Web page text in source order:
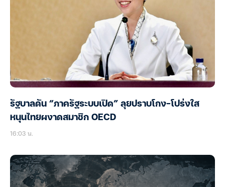
รัฐบาลดัน “ภาครัฐระบบเปิด” ลุยปราบโกง-โปร่งใส
หนุนไทยผงาดสมาชิก OECD
16:03 น.